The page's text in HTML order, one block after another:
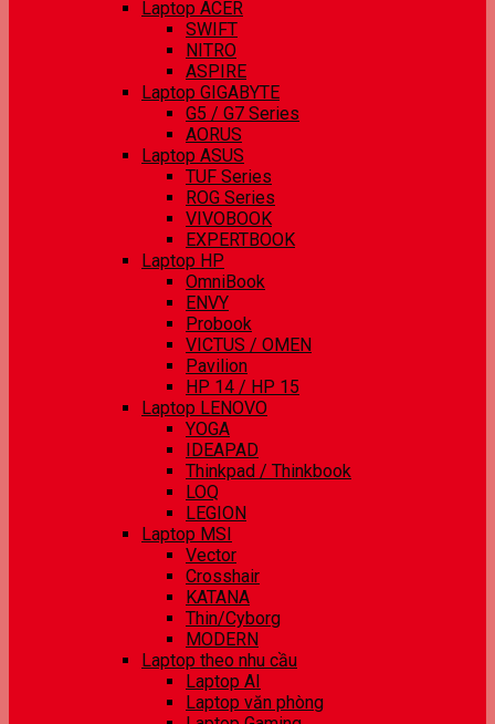
Laptop ACER
SWIFT
NITRO
ASPIRE
Laptop GIGABYTE
G5 / G7 Series
AORUS
Laptop ASUS
TUF Series
ROG Series
VIVOBOOK
EXPERTBOOK
Laptop HP
OmniBook
ENVY
Probook
VICTUS / OMEN
Pavilion
HP 14 / HP 15
Laptop LENOVO
YOGA
IDEAPAD
Thinkpad / Thinkbook
LOQ
LEGION
Laptop MSI
Vector
Crosshair
KATANA
Thin/Cyborg
MODERN
Laptop theo nhu cầu
Laptop AI
Laptop văn phòng